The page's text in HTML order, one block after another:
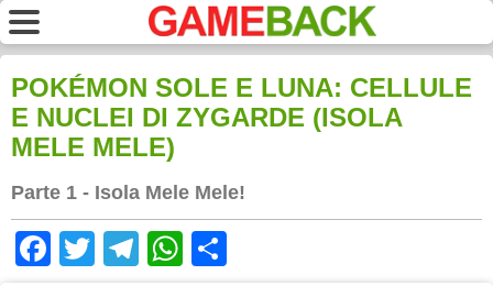
POKÉMON SOLE E LUNA: CELLULE
E NUCLEI DI ZYGARDE (ISOLA
MELE MELE)
Parte 1 - Isola Mele Mele!
Facebook
TwitterTelegram
WhatsApp